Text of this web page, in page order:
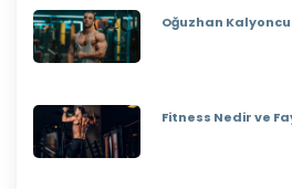
Oğuzhan
Fitness Nedir ve